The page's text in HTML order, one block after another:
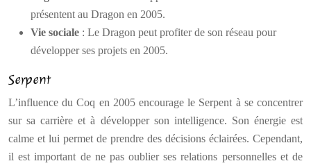
présentent au Dragon en 2005.
Vie sociale : Le Dragon peut profiter de son réseau pour
développer ses projets en 2005.
Serpent
L’influence du Coq en 2005 encourage le Serpent à se concentrer
sur sa carrière et à développer son intelligence. Son énergie est
calme et lui permet de prendre des décisions éclairées. Cependant,
il est important de ne pas oublier ses relations personnelles et de